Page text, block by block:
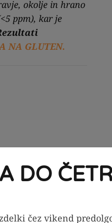
okolje in hrano
ppm), kar je
NA GLUTEN.
DO
čez vikend